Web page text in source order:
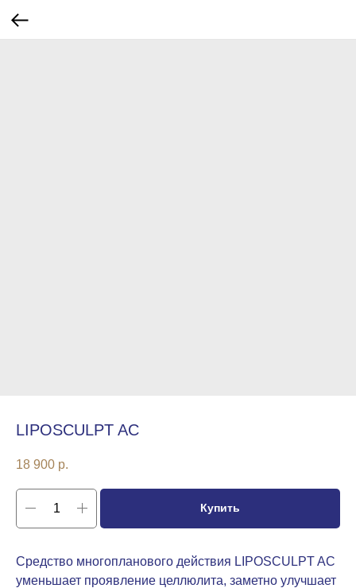
LIPOSCULPT AC
18 900 р.
Купить
Средство многопланового действия LIPOSCULPT AC
уменьшает проявление целлюлита, заметно улучшает